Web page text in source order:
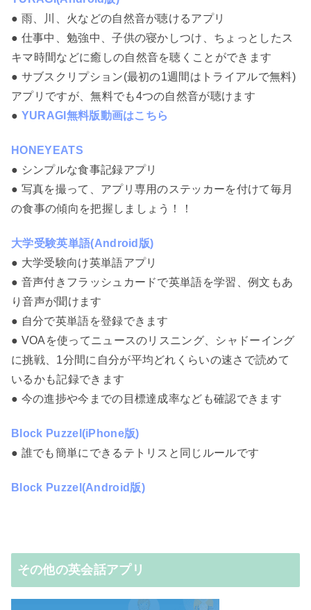
● 雨、川、火などの自然音が聴けるアプリ
● 仕事中、勉強中、子供の寝かしつけ、ちょっとしたス
キマ時間などに癒しの自然音を聴くことができます
● サブスクリプション(最初の1週間はトライアルで無料)
アプリですが、無料でも4つの自然音が聴けます
● YURAGI無料版動画はこちら
HONEYEATS
● シンプルな食事記録アプリ
● 写真を撮って、アプリ専用のステッカーを付けて毎月
の食事の傾向を把握しましょう！！
大学受験英単語(Android版)
● 大学受験向け英単語アプリ
● 音声付きフラッシュカードで英単語を学習、例文もあ
り音声が聞けます
● 自分で英単語を登録できます
● VOAを使ってニュースのリスニング、シャドーイング
に挑戦、1分間に自分が平均どれくらいの速さで読めて
いるかも記録できます
● 今の進捗や今までの目標達成率なども確認できます
Block Puzzel(iPhone版)
● 誰でも簡単にできるテトリスと同じルールです
Block Puzzel(Android版)
その他の英会話アプリ